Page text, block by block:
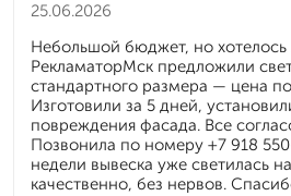
25.06.2026
Небольшой бюджет, но хотелось
РекламаторМск предложили
стандартного размера — цена
Изготовили за 5 дней,
повреждения фасада. Все
Позвонила по номеру +7 918
недели вывеска уже светилась
качественно, без нервов.